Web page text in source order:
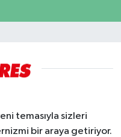
temasıyla sizleri
bir araya getiriyor.